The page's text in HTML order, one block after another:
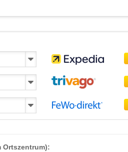
Ortszentrum):